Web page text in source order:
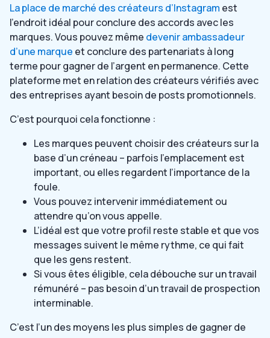
La place de marché des créateurs d’Instagram est
l’endroit idéal pour conclure des accords avec les
marques. Vous pouvez même devenir ambassadeur
d’une marque et conclure des partenariats à long
terme pour gagner de l’argent en permanence. Cette
plateforme met en relation des créateurs vérifiés avec
des entreprises ayant besoin de posts promotionnels.
C’est pourquoi cela fonctionne :
Les marques peuvent choisir des créateurs sur la
base d’un créneau – parfois l’emplacement est
important, ou elles regardent l’importance de la
foule.
Vous pouvez intervenir immédiatement ou
attendre qu’on vous appelle.
L’idéal est que votre profil reste stable et que vos
messages suivent le même rythme, ce qui fait
que les gens restent.
Si vous êtes éligible, cela débouche sur un travail
rémunéré – pas besoin d’un travail de prospection
interminable.
C’est l’un des moyens les plus simples de gagner de